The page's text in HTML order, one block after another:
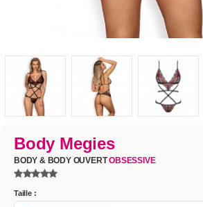
Body Megies
BODY & BODY OUVERTOBSESSIVE
Taille :